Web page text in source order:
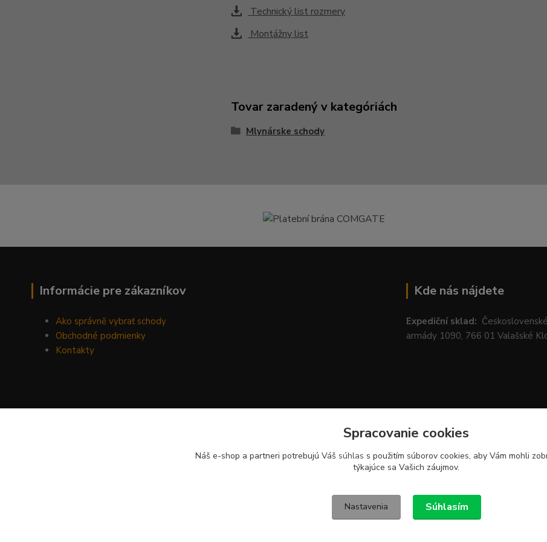
Technický list rozmery
Montážny list
Tovar zaradený v kategóriách
Mlynárske schody
Informácie pre zákazníkov
Ako správně vybrať schody
Obchodné podmienky
Kontakty
Kde nás nájdete
Expediční sklad: Československé
armády 1090, 766 01 Valašské
Spracovanie cookies
Náš e-shop a partneri potrebujú Váš súhlas s použitím súborov cookies, aby Vám mohli
týkajúce sa Vašich záujmov.
Nastavenia Súhlasím